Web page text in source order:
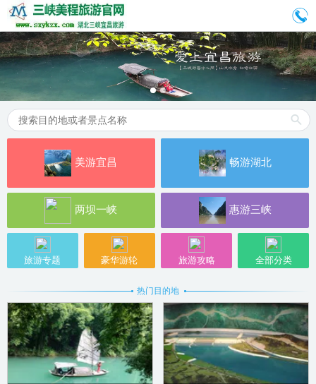
美游宜昌 畅游湖北
两坝一峡 惠游三峡
旅游专题 豪华游轮 旅游攻略 全部分类
热门目的地